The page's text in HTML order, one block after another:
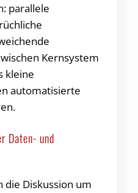
parallele
Kernsystem
kleine
automatisierte
Daten- und
die Diskussion um